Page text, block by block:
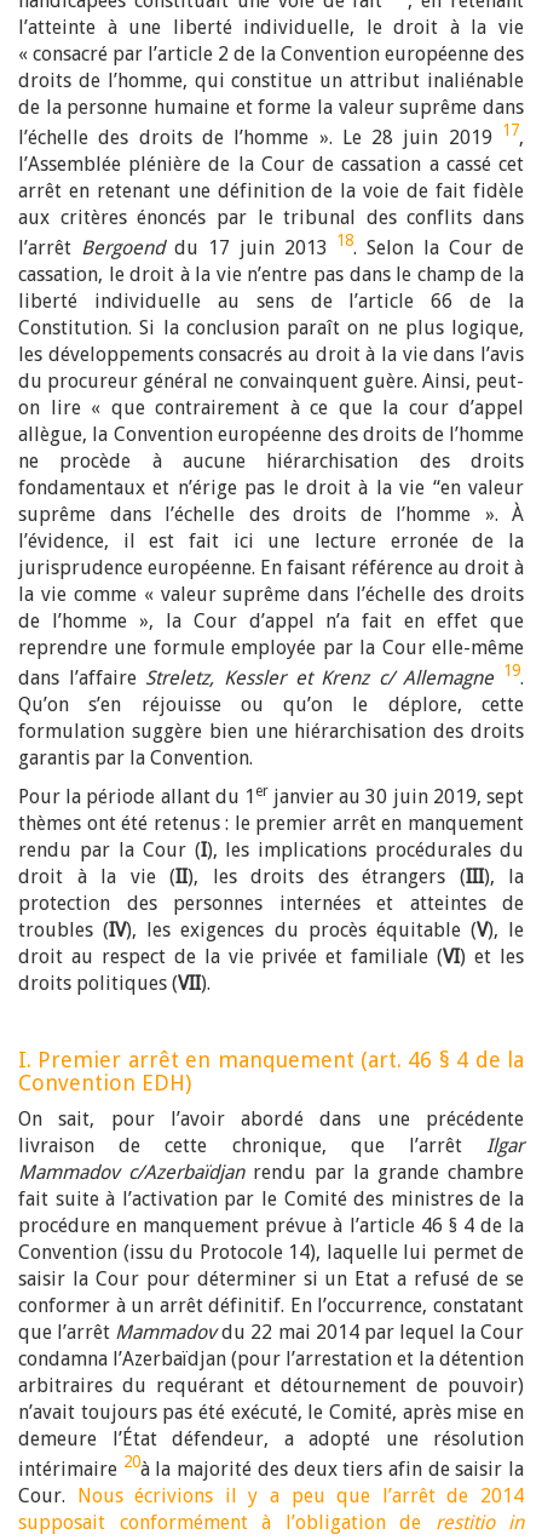
l’atteinte à une liberté individuelle, le droit à la vie
« consacré par l’article 2 de la Convention européenne des
droits de l’homme, qui constitue un attribut inaliénable
de la personne humaine et forme la valeur suprême dans
l’échelle des droits de l’homme ». Le 28 juin 2019 17,
l’Assemblée plénière de la Cour de cassation a cassé cet
arrêt en retenant une définition de la voie de fait fidèle
aux critères énoncés par le tribunal des conflits dans
l’arrêt Bergoenddu 17 juin 2013 18. Selon la Cour de
cassation, le droit à la vie n’entre pas dans le champ de la
liberté individuelle au sens de l’article 66 de la
Constitution. Si la conclusion paraît on ne plus logique,
les développements consacrés au droit à la vie dans l’avis
du procureur général ne convainquent guère. Ainsi, peut-
on lire « que contrairement à ce que la cour d’appel
allègue, la Convention européenne des droits de l’homme
ne procède à aucune hiérarchisation des droits
fondamentaux et n’érige pas le droit à la vie “en valeur
suprême dans l’échelle des droits de l’homme ». À
l’évidence, il est fait ici une lecture erronée de la
jurisprudence européenne. En faisant référence au droit à
la vie comme « valeur suprême dans l’échelle des droits
de l’homme », la Cour d’appel n’a fait en effet que
reprendre une formule employée par la Cour elle-même
dans l’affaire Streletz, Kessler et Krenz c/ Allemagne 19.
Qu’on s’en réjouisse ou qu’on le déplore, cette
formulation suggère bien une hiérarchisation des droits
garantis par la Convention.
Pour la période allant du 1 erjanvier au 30 juin 2019, sept
thèmes ont été retenus : le premier arrêt en manquement
rendu par la Cour (I), les implications procédurales du
droit à la vie (II), les droits des étrangers (III), la
protection des personnes internées et atteintes de
troubles (IV), les exigences du procès équitable (V), le
droit au respect de la vie privée et familiale (VI) et les
droits politiques (VII).
I. Premier arrêt en manquement (art. 46 § 4 de la
Convention EDH)
On sait, pour l’avoir abordé dans une précédente
livraison de cette chronique, que l’arrêt Ilgar
Mammadov c/Azerbaïdjanrendu par la grande chambre
fait suite à l’activation par le Comité des ministres de la
procédure en manquement prévue à l’article 46 § 4 de la
Convention (issu du Protocole 14), laquelle lui permet de
saisir la Cour pour déterminer si un Etat a refusé de se
conformer à un arrêt définitif. En l’occurrence, constatant
que l’arrêt Mammadovdu 22 mai 2014 par lequel la Cour
condamna l’Azerbaïdjan (pour l’arrestation et la détention
arbitraires du requérant et détournement de pouvoir)
n’avait toujours pas été exécuté, le Comité, après mise en
demeure l’État défendeur, a adopté une résolution
intérimaire 20à la majorité des deux tiers afin de saisir la
Cour. Nous écrivions il y a peu que l’arrêt de 2014
supposait conformément à l’obligation de restitio in